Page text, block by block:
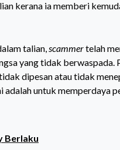
kerana ia memberi
talian,scammertelah
yang tidak berwaspada.
dipesan atau tidak
adalah untuk memperdaya
Berlaku